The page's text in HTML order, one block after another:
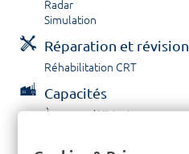
Radar
Simulation
Réparation et révision
Réhabilitation CRT
Capacités
À propos / Historique